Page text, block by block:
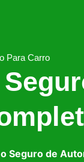
Para Carro
Seguro de